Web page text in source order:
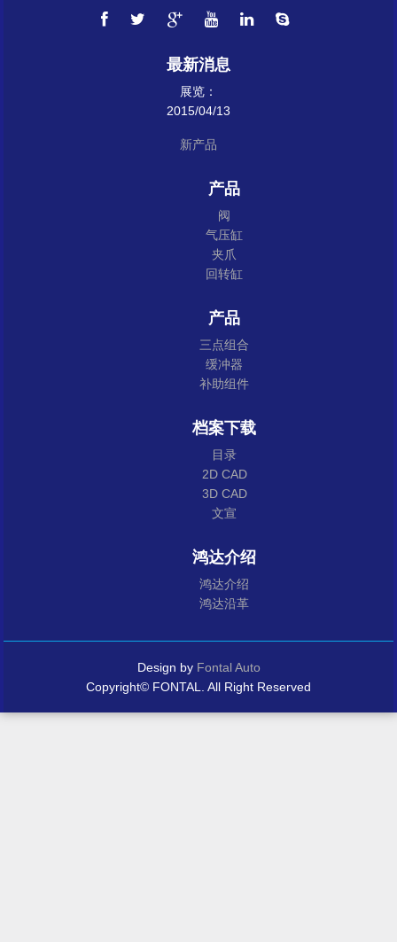
最新消息
展览：
2015/04/13
新产品
产品
阀
气压缸
夹爪
回转缸
产品
三点组合
缓冲器
补助组件
档案下载
目录
2D CAD
3D CAD
文宣
鸿达介绍
鸿达介绍
鸿达沿革
Design by Fontal Auto
Copyright© FONTAL. All Right Reserved